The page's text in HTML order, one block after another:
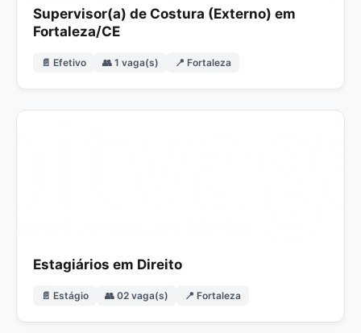
Supervisor(a) de Costura (Externo) em
Fortaleza/CE
📄 Efetivo 👥 1 vaga(s) 📍 Fortaleza
Estagiários em Direito
📄 Estágio 👥 02 vaga(s) 📍 Fortaleza